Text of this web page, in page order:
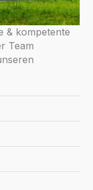
& kompetente
Team